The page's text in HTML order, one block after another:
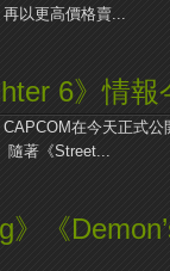
以更高價格賣...
6》情報
在今天正式
隨著《Street...
》《